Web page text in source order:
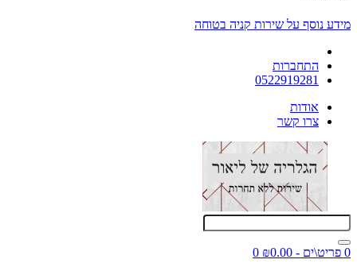
מידע נוסף על שירות קניה בטוחה
התחברות
0522919281
אודות
צרו קשר
0 פריט\ים - ₪0.00
0